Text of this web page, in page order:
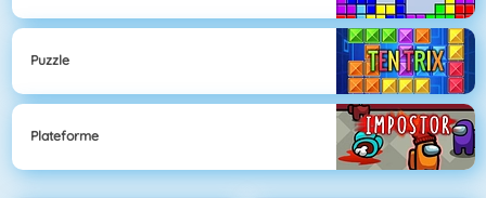
Puzzle
Plateforme